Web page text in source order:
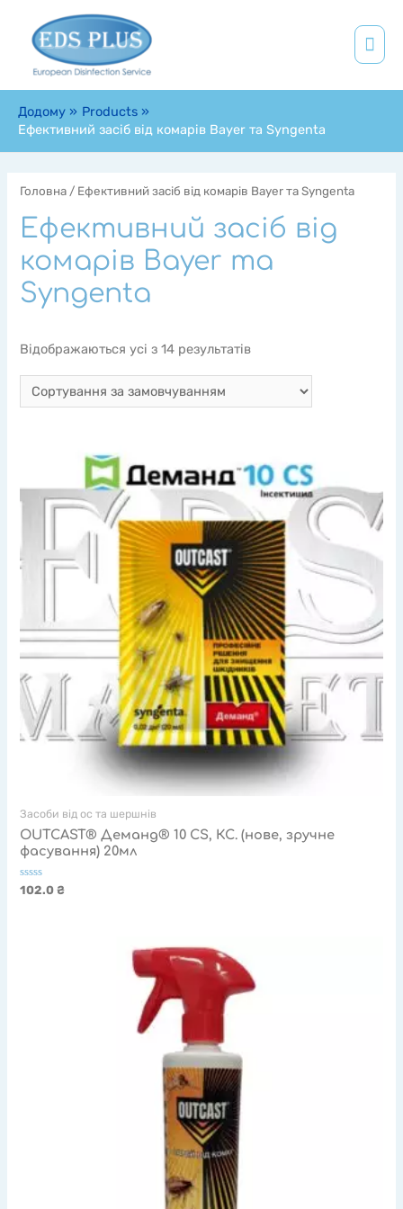
Додому
Products
Ефективний засіб від комарів Bayer та Syngenta
Головна / Ефективний засіб від комарів Bayer та Syngenta
Ефективний засіб від
комарів Bayer та
Syngenta
Відображаються усі з 14 результатів
Засоби від ос та шершнів
OUTCAST® Деманд® 10 CS, КС. (нове, зручне
фасування) 20мл
Оцінено
102.0₴